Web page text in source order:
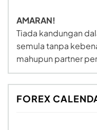
AMARAN!
Tiada kandungan
semula tanpa
mahupun partner
FOREX